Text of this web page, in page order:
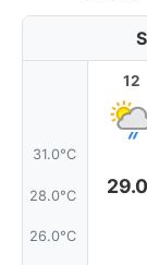
31.0°C
28.0°C
26.0°C
12